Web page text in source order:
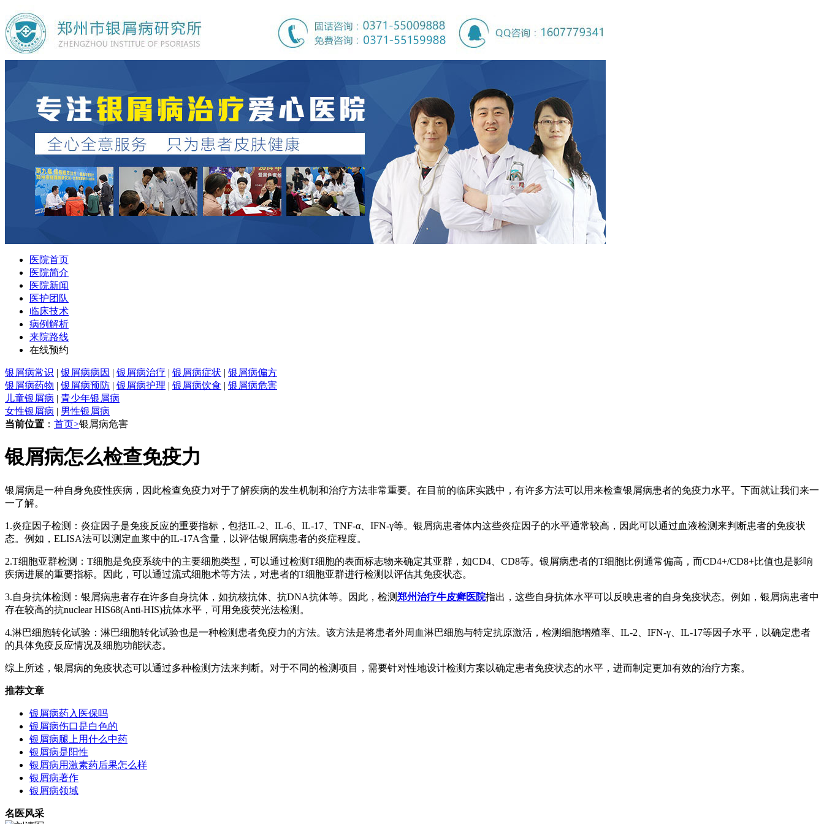
医院首页
医院简介
医院新闻
医护团队
临床技术
病例解析
来院路线
在线预约
银屑病常识 | 银屑病病因 | 银屑病治疗 | 银屑病症状 | 银屑病偏方
银屑病药物 | 银屑病预防 | 银屑病护理 | 银屑病饮食 | 银屑病危害
儿童银屑病 | 青少年银屑病
女性银屑病 | 男性银屑病
当前位置 ： 首页>银屑病危害
银屑病怎么检查免疫力
银屑病是一种自身免疫性疾病，因此检查免疫力对于了解疾病的发生机制和治疗方法非常重要。在目前的临床实践中，有许多方法可以用来检查银屑病患者的免疫力水平。下面就让我们来一
一了解。
1.炎症因子检测：炎症因子是免疫反应的重要指标，包括IL-2、IL-6、IL-17、TNF-α、IFN-γ等。银屑病患者体内这些炎症因子的水平通常较高，因此可以通过血液检测来判断患者的免疫状
态。例如，ELISA法可以测定血浆中的IL-17A含量，以评估银屑病患者的炎症程度。
2.T细胞亚群检测：T细胞是免疫系统中的主要细胞类型，可以通过检测T细胞的表面标志物来确定其亚群，如CD4、CD8等。银屑病患者的T细胞比例通常偏高，而CD4+/CD8+比值也是影响
疾病进展的重要指标。因此，可以通过流式细胞术等方法，对患者的T细胞亚群进行检测以评估其免疫状态。
3.自身抗体检测：银屑病患者存在许多自身抗体，如抗核抗体、抗DNA抗体等。因此，检测郑州治疗牛皮癣医院指出，这些自身抗体水平可以反映患者的自身免疫状态。例如，银屑病患者中
存在较高的抗nuclear HIS68(Anti-HIS)抗体水平，可用免疫荧光法检测。
4.淋巴细胞转化试验：淋巴细胞转化试验也是一种检测患者免疫力的方法。该方法是将患者外周血淋巴细胞与特定抗原激活，检测细胞增殖率、IL-2、IFN-γ、IL-17等因子水平，以确定患者
的具体免疫反应情况及细胞功能状态。
综上所述，银屑病的免疫状态可以通过多种检测方法来判断。对于不同的检测项目，需要针对性地设计检测方案以确定患者免疫状态的水平，进而制定更加有效的治疗方案。
推荐文章
银屑病药入医保吗
银屑病伤口是白色的
银屑病腿上用什么中药
银屑病是阳性
银屑病用激素药后果怎么样
银屑病著作
银屑病领域
名医风采